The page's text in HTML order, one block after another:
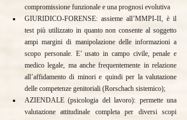
compromissione funzionale e una prognosi evolutiva
GIURIDICO-FORENSE: assieme all’MMPI-II, è il
test più utilizzato in quanto non consente al soggetto
ampi margini di manipolazione delle informazioni a
scopo personale. E’ usato in campo civile, penale e
medico legale, ma anche frequentemente in relazione
all’affidamento di minori e quindi per la valutazione
delle competenze genitoriali (Rorschach sistemico);
AZIENDALE (psicologia del lavoro): permette una
valutazione attitudinale completa per diversi scopi